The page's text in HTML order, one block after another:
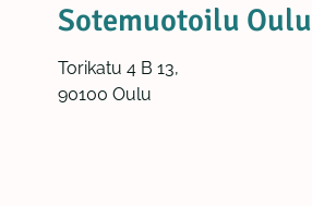
Sotemuotoilu Oulu
Torikatu 4 B 13,
90100 Oulu